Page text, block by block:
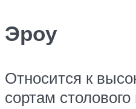
Эроу
Относится к
сортам